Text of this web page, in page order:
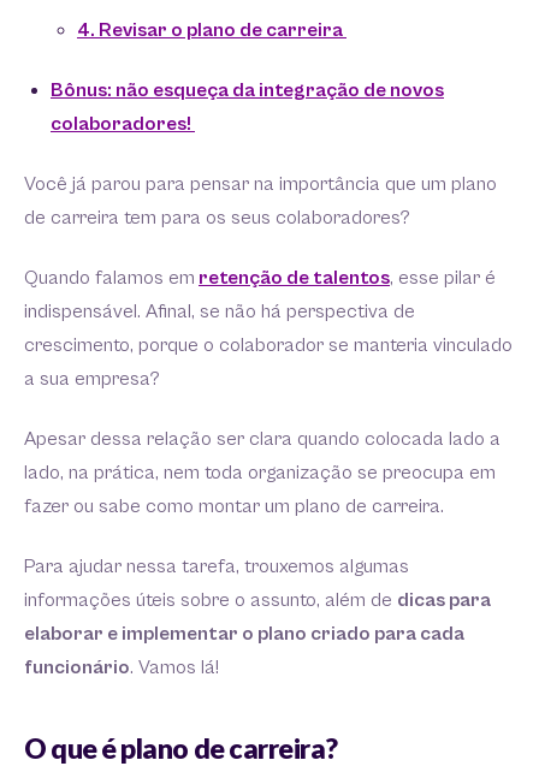
4. Revisar o plano de carreira
Bônus: não esqueça da integração de novos
colaboradores!
Você já parou para pensar na importância que um plano
de carreira tem para os seus colaboradores?
Quando falamos em retenção de talentos, esse pilar é
indispensável. Afinal, se não há perspectiva de
crescimento, porque o colaborador se manteria vinculado
a sua empresa?
Apesar dessa relação ser clara quando colocada lado a
lado, na prática, nem toda organização se preocupa em
fazer ou sabe como montar um plano de carreira.
Para ajudar nessa tarefa, trouxemos algumas
informações úteis sobre o assunto, além de dicas para
elaborar e implementar o plano criado para cada
funcionário. Vamos lá!
O que é plano de carreira?